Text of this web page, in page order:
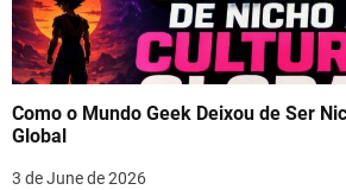
Como o Mundo Geek Deixou de Ser
Global
3 de June de 2026